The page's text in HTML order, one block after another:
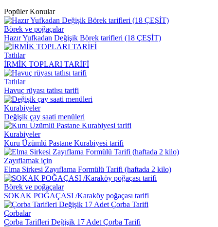
Popüler Konular
Börek ve poğaçalar
Hazır Yufkadan Değişik Börek tarifleri (18 ÇEŞİT)
Tatlılar
İRMİK TOPLARI TARİFİ
Tatlılar
Havuç rüyası tatlısı tarifi
Kurabiyeler
Değişik çay saati menüleri
Kurabiyeler
Kuru Üzümlü Pastane Kurabiyesi tarifi
Zayıflamak için
Elma Sirkesi Zayıflama Formülü Tarifi (haftada 2 kilo)
Börek ve poğaçalar
SOKAK POĞAÇASI /Karaköy poğaçası tarifi
Çorbalar
Çorba Tarifleri Değişik 17 Adet Çorba Tarifi